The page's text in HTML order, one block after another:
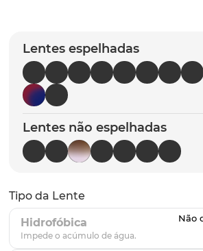
Lentes espelhadas
Lentes não espelhadas
Tipo da Lente
Hidrofóbica